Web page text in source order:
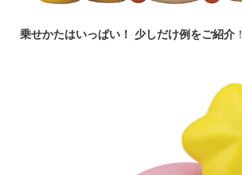
乗せかたはいっぱい！ 少しだけ例をご紹介！